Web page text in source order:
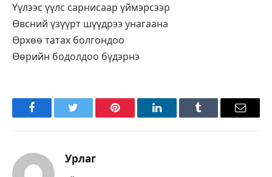
Үүлээс үүлс сарнисаар үймэрсээр
Өвсний үзүүрт шүүдрээ унагаана
Өрхөө татах болгондоо
Өөрийн бодолдоо бүдэрнэ
FacebookTwitter Pinterest LinkedInTumblr Имэйл
Урлаг